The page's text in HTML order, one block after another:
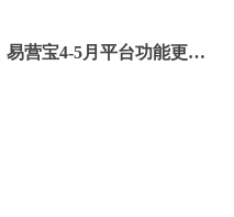
易营宝4-5月平台功能更新